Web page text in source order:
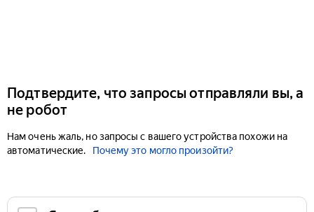
Подтвердите, что запросы отправляли вы, а
не робот
Нам очень жаль, но запросы с вашего устройства похожи на
автоматические.
Почему это могло произойти?